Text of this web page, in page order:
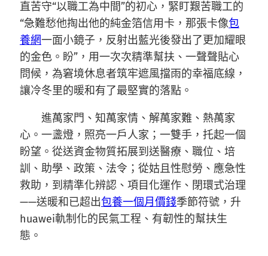
直苦守“以職工為中間”的初心，緊盯艱苦職工的
“急難愁他掏出他的純金箔信用卡，那張卡像包
養網一面小鏡子，反射出藍光後發出了更加耀眼
的金色。盼”，用一次次精準幫扶、一聲聲貼心
問候，為窘境休息者筑牢遮風擋雨的幸福底線，
讓冷冬里的暖和有了最堅實的落點。
進萬家門、知萬家情、解萬家難、熱萬家
心。一盞燈，照亮一戶人家；一雙手，托起一個
盼望。從送資金物質拓展到送醫療、職位、培
訓、助學、政策、法令；從姑且性慰勞、應急性
救助，到精準化辨認、項目化運作、閉環式治理
——送暖和已超出包養一個月價錢季節符號，升
huawei軌制化的民氣工程、有韌性的幫扶生
態。